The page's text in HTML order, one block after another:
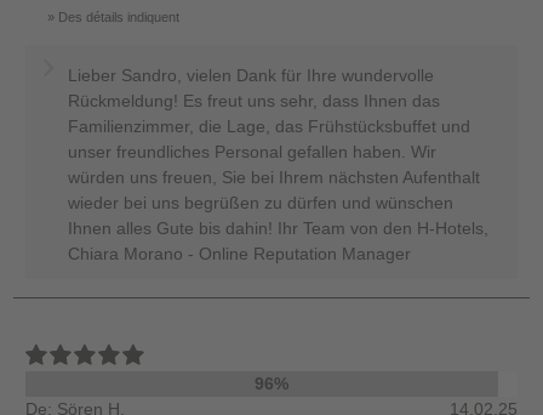
Des détails indiquent
Lieber Sandro, vielen Dank für Ihre wundervolle
Rückmeldung! Es freut uns sehr, dass Ihnen das
Familienzimmer, die Lage, das Frühstücksbuffet und
unser freundliches Personal gefallen haben. Wir
würden uns freuen, Sie bei Ihrem nächsten Aufenthalt
wieder bei uns begrüßen zu dürfen und wünschen
Ihnen alles Gute bis dahin! Ihr Team von den H-Hotels,
Chiara Morano - Online Reputation Manager
96%
De: Sören H.
14.02.25